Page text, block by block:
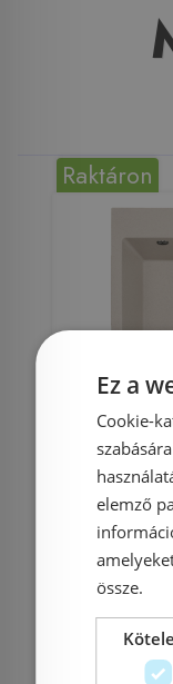
Raktáron
cm,
Ez a
Cookie-
elemző
össze.